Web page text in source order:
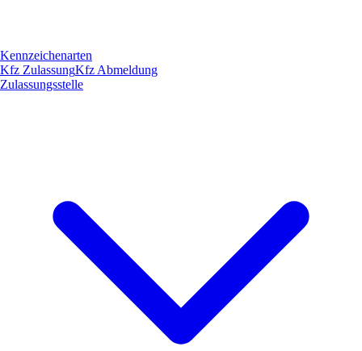
Kennzeichenarten
Kfz ZulassungKfz Abmeldung
Zulassungsstelle